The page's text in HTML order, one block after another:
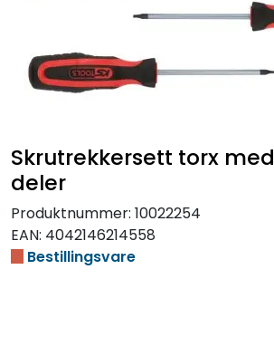
Skrutrekkersett torx
deler
Produktnummer: 10022254
EAN: 4042146214558
Bestillingsvare